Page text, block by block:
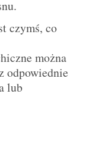
można
odpowiednie
lub